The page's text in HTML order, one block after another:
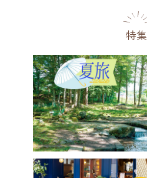
名所・旧跡 温泉・スパ
特集